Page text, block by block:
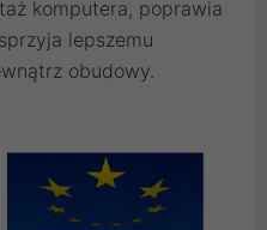
komputera, poprawia
lepszemu
obudowy.